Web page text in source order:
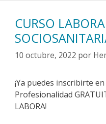
CURSO
10 octubre, 2022 por
¡Ya puedes inscribirte
Profesionalidad
LABORA!